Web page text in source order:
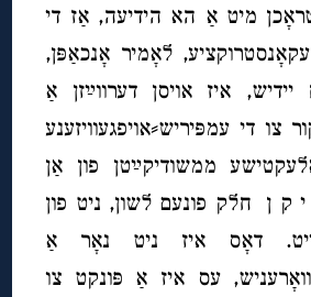
מיט אַ הא הידיעה, אַז די
לאָמיר אָנכאַפּן,
איז אויסן דערווײַזן אַ
צו די עמפּיריש⸗אויפגעוויזענע
ממשודיקײַטן פון אַן
ק ן חלק פונעם לשון, ניט פון
דאָס איז ניט נאָר אַ
עס איז אַ פּונקט צו